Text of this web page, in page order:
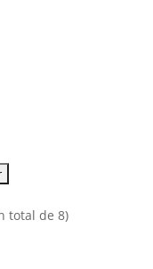
total de 8)